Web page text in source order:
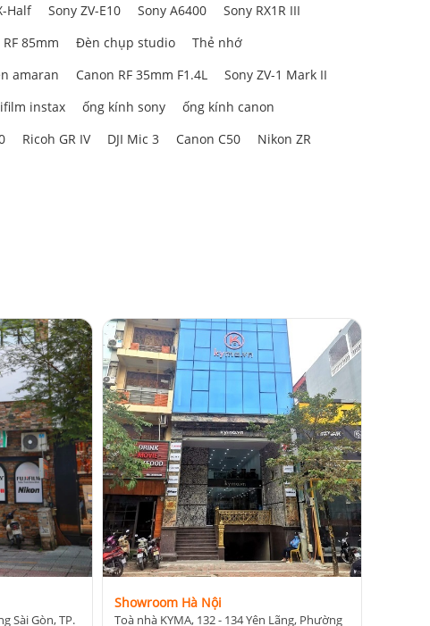
Half Sony ZV-E10 Sony A6400
Sony RX1R III
85mm Đèn chụp studio
Thẻ nhớ
amaran Canon RF 35mm F1.4L
Sony ZV-1 Mark II
instax ống kính sony
ống kính canon
Ricoh GR IV DJI Mic 3 Canon C50
Nikon ZR
Sài Gòn, TP.
Showroom Hà Nội
Toà nhà KYMA, 132 - 134 Yên Lãng, Phường